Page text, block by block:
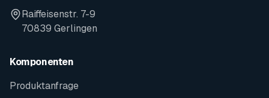
Raiffeisenstr. 7-9
70839 Gerlingen
Komponenten
Produktanfrage